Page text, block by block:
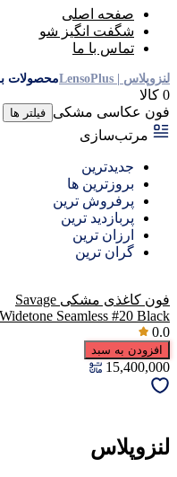
صفحه اصلی
شگفت انگیز شو
تماس با ما
لنزوپلاس | LensoPlus محصولات
0 کالا
فون عکاسی مشکی فیلتر ها
مرتب‌سازی
جدیدترین
بروزترین ها
پرفروش ترین
پربازدید ترین
ارزان ترین
گران ترین
فون کاغذی مشکی Savage
Widetone Seamless #20 Black
0.0
افزودن به سبد
15,400,000
لنزوپلاس